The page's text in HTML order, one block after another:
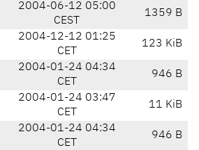
2004-06-12 05:00
CEST
1359 B
2004-12-12 01:25
CET
123 KiB
2004-01-24 04:34
CET
946 B
2004-01-24 03:47
CET
11 KiB
2004-01-24 04:34
CET
946 B